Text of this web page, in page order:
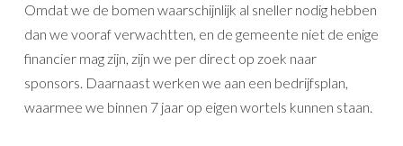
Omdat we de bomen waarschijnlijk al sneller nodig hebben
dan we vooraf verwachtten, en de gemeente niet de enige
financier mag zijn, zijn we per direct op zoek naar
sponsors. Daarnaast werken we aan een bedrijfsplan,
waarmee we binnen 7 jaar op eigen wortels kunnen staan.